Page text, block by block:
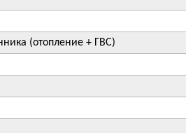
(отопление + ГВС)